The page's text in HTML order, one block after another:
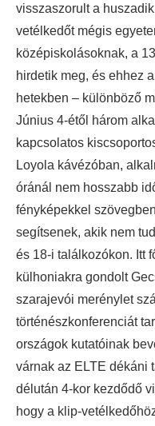
visszaszorult a
vetélkedőt mégis
középiskolásoknak, a
hirdetik meg, és ehhez
hetekben – különböző
Június 4-étől három
kapcsolatos
Loyola kávézóban,
óránál nem hosszabb
fényképekkel
segítsenek, akik nem
és 18-i találkozókon. Itt
külhoniakra gondolt
szarajevói merénylet
történészkonferenciát
országok kutatóinak
várnak az ELTE dékáni
délután 4-kor kezdődő
hogy a klip-